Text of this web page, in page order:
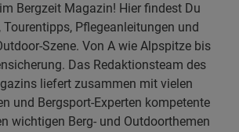
Bergzeit Magazin! Hier findest Du
Tourentipps, Pflegeanleitungen und
Szene. Von A wie Alpspitze bis
Das Redaktionsteam des
liefert zusammen mit vielen
und Bergsport-Experten kompetente
wichtigen Berg- und Outdoorthemen